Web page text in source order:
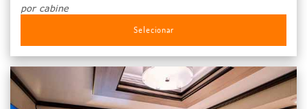
por cabine
Selecionar